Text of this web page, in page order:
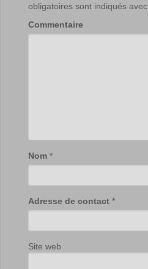
obligatoires sont indiqués avec
Commentaire
Nom *
Adresse de contact *
Site web